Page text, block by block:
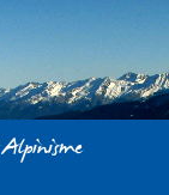
principal